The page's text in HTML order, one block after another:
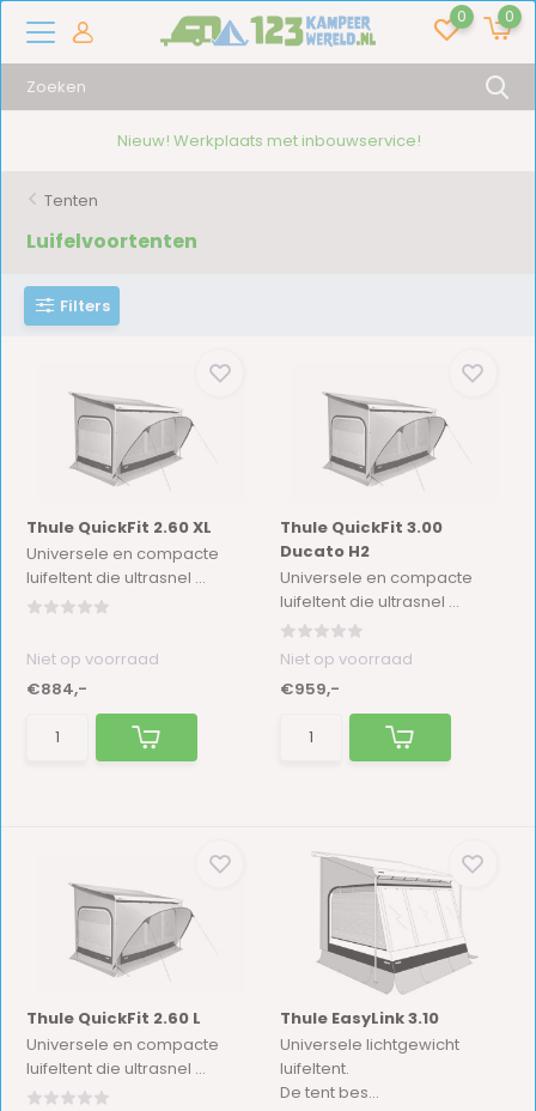
0 0
Nieuw! Werkplaats met inbouwservice!
Tenten
Luifelvoortenten
Filters
Thule QuickFit 2.60 XL
Universele en compacte
luifeltent die ultrasnel ...
Niet op voorraad
€884,-
Thule QuickFit 3.00
Ducato H2
Universele en compacte
luifeltent die ultrasnel ...
Niet op voorraad
€959,-
Thule QuickFit 2.60 L
Universele en compacte
luifeltent die ultrasnel ...
Thule EasyLink 3.10
Universele lichtgewicht
luifeltent.
De tent bes...